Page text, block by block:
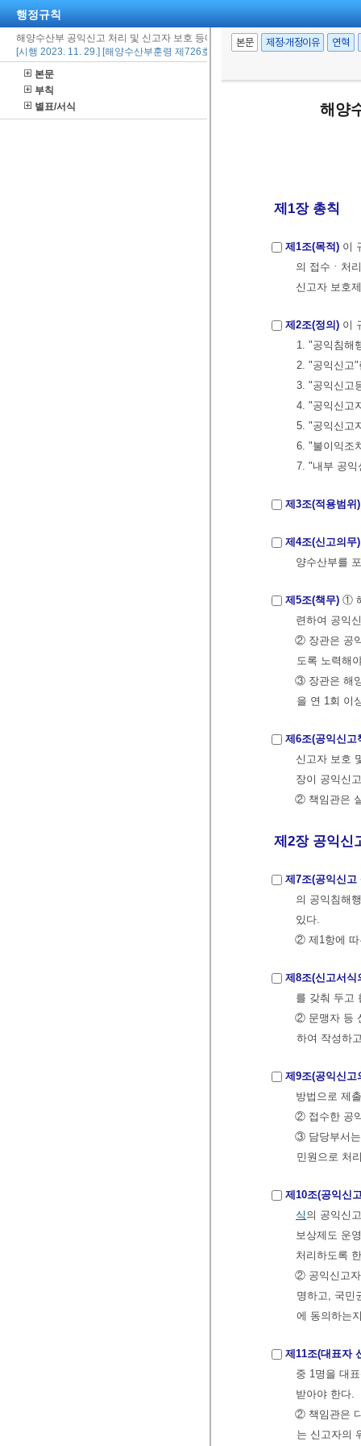
행정규칙
해양수산부 공익신고 처리 및 신고자 보호 등에 관한 규정
[시행 2023. 11. 29.] [해양수산부훈령 제726호, 2023. 11. 29., 일부개정]
본문
부칙
별표/서식
본문 제정·개정이유 연혁
해양
제1장 총칙
제1조(목적) 이
의 접수ㆍ처
신고자 보호
제2조(정의) 이
1. "공익침해
2. "공익신고
3. "공익신고
4. "공익신고
5. "공익신고
6. "불이익조
7. "내부 공
제3조(적용범위)
제4조(신고의무)
양수산부를
제5조(책무) ①
련하여 공익
② 장관은 공
도록 노력해
③ 장관은 해
을 연 1회 이
제6조(공익신고
신고자 보호
장이 공익신
② 책임관은
제2장 공익신
제7조(공익신고
의 공익침해
있다.
② 제1항에 따
제8조(신고서식
를 갖춰 두고
② 문맹자 등
하여 작성하
제9조(공익신고
방법으로 제
② 접수한 공
③ 담당부서는
민원으로 처
제10조(공익신
식 의 공익신
보상제도 운
처리하도록
② 공익신고자
명하고, 국민
에 동의하는
제11조(대표자
중 1명을 대
받아야 한다.
② 책임관은
는 신고자의